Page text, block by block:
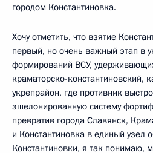
городом Константиновка.
Хочу отметить, что взятие
первый, но очень важный этап в
формирований ВСУ,
краматорско-константиновский,
укрепрайон, где противник
эшелонированную систему
превратив города Славянск,
и Константиновка в единый узел
Константиновки, я так понимаю,